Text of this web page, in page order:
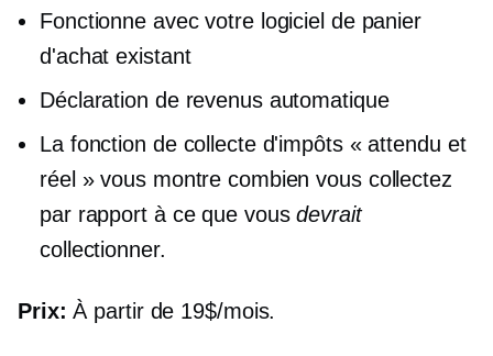
Fonctionne avec votre logiciel de panier
d'achat existant
Déclaration de revenus automatique
La fonction de collecte d'impôts « attendu et
réel » vous montre combien vous collectez
par rapport à ce que vousdevrait
collectionner.
Prix:À partir de 19$/mois.